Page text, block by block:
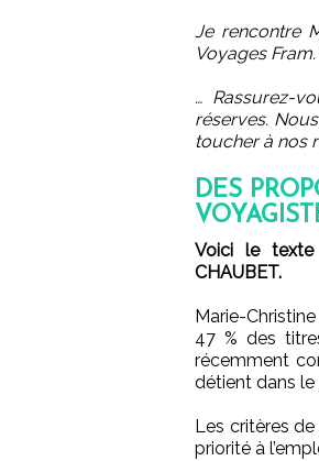
Je rencontre
Voyages
… Rassurez-
réserves.
toucher à nos
DES
Voici le texte
CHAUBET.
Marie-
47 % des
récemment
détient dans le
Les critères
priorité à